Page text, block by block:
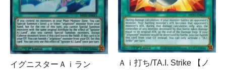
イグニスターＡｉラン
Ａｉ打ち/TA.I. Strike 【ノ